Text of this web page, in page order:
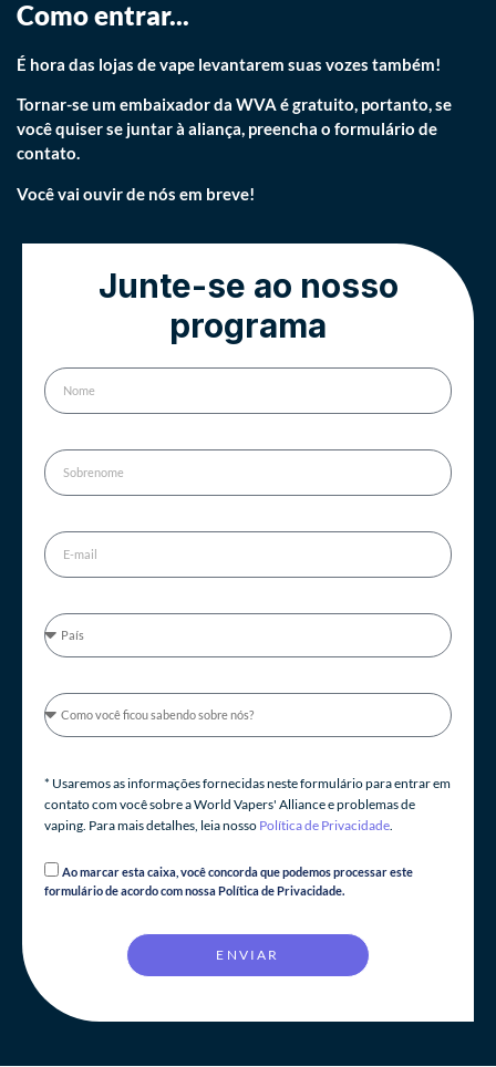
Como entrar...
É hora das lojas de vape levantarem suas vozes também!
Tornar-se um embaixador da WVA é gratuito, portanto, se
você quiser se juntar à aliança, preencha o formulário de
contato.
Você vai ouvir de nós em breve!
Junte-se ao nosso
programa
* Usaremos as informações fornecidas neste formulário para entrar em
contato com você sobre a World Vapers' Alliance e problemas de
vaping. Para mais detalhes, leia nosso Política de Privacidade
Ao marcar esta caixa, você concorda que podemos processar este
formulário de acordo com nossa Política de Privacidade.
ENVIAR